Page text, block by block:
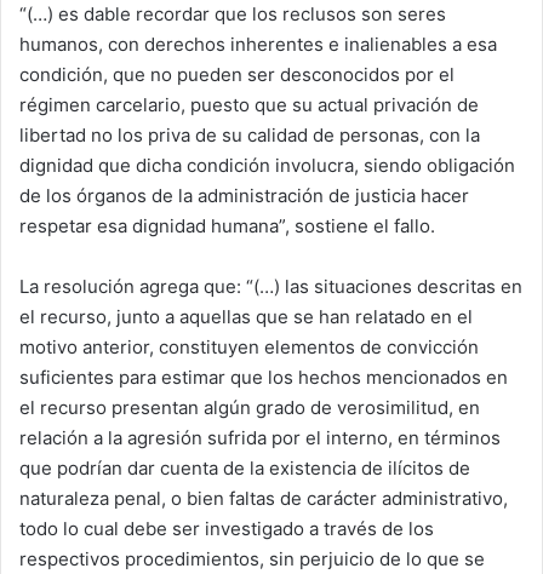
“(…) es dable recordar que los reclusos son seres
humanos, con derechos inherentes e inalienables a esa
condición, que no pueden ser desconocidos por el
régimen carcelario, puesto que su actual privación de
libertad no los priva de su calidad de personas, con la
dignidad que dicha condición involucra, siendo obligación
de los órganos de la administración de justicia hacer
respetar esa dignidad humana”, sostiene el fallo.
La resolución agrega que: “(…) las situaciones descritas en
el recurso, junto a aquellas que se han relatado en el
motivo anterior, constituyen elementos de convicción
suficientes para estimar que los hechos mencionados en
el recurso presentan algún grado de verosimilitud, en
relación a la agresión sufrida por el interno, en términos
que podrían dar cuenta de la existencia de ilícitos de
naturaleza penal, o bien faltas de carácter administrativo,
todo lo cual debe ser investigado a través de los
respectivos procedimientos, sin perjuicio de lo que se